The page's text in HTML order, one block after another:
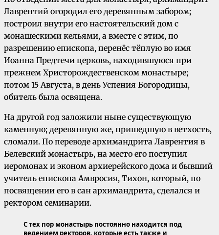
Лаврентий огородил его деревянным забором;
построил внутри его настоятельский дом с
монашескими кельями, а вместе с этим, по
разрешению епископа, перенёс тёплую во имя
Иоанна Предтечи церковь, находившуюся при
прежнем Христорождественском монастыре;
потом 15 Августа, в день Успения Богородицы,
обитель была освящена.
На другой год заложили ныне существующую
каменную; деревянную же, пришедшую в ветхость,
сломали. По переводе архимандрита Лаврентия в
Белевский монастырь, на место его поступил
иеромонах и эконом архиерейского дома и бывший
учитель епископа Амвросия, Тихон, который, по
посвящении его в сан архимандрита, сделался и
ректором семинарии.
С тех пор монастырь постоянно находится под
ведением ректоров, которые есть также и